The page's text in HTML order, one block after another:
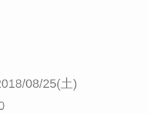
08/25(土)